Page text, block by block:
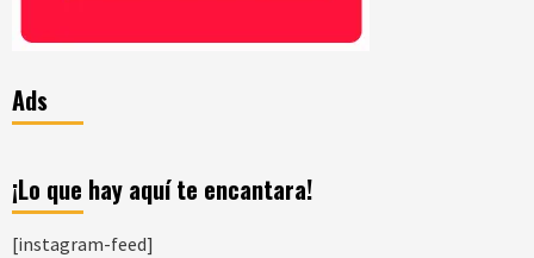
Ads
¡Lo que hay aquí te encantara!
[instagram-feed]